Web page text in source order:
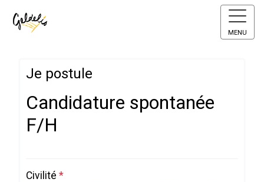
MENU
Je postule
Candidature spontanée
F/H
Civilité *